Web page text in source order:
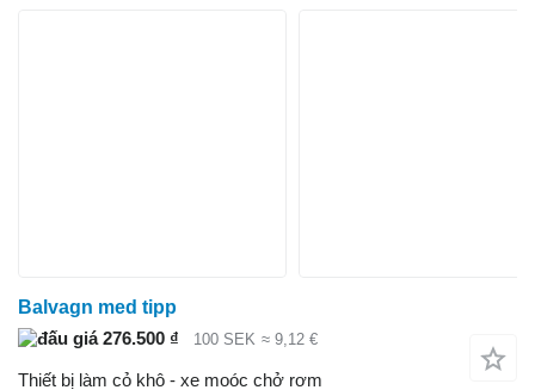
Balvagn med tipp
276.500 ₫
100 SEK ≈ 9,12 €
Thiết bị làm cỏ khô - xe moóc chở rơm